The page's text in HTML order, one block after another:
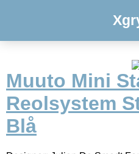
Muuto Mini
Reolsystem
Blå